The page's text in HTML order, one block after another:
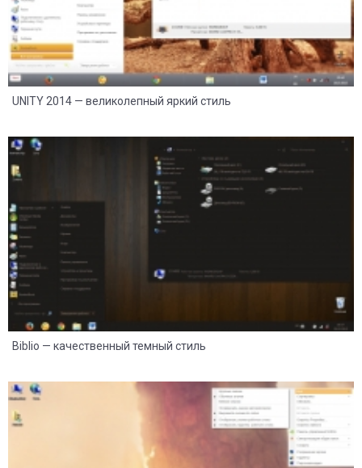
UNITY 2014 — великолепный яркий стиль
14
Biblio — качественный темный стиль
21